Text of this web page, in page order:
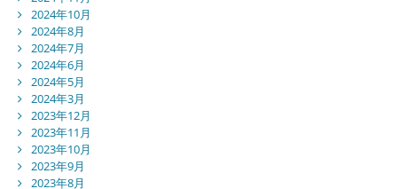
2024年10月
2024年8月
2024年7月
2024年6月
2024年5月
2024年3月
2023年12月
2023年11月
2023年10月
2023年9月
2023年8月